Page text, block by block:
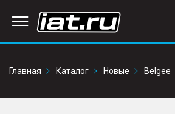
Главная
Каталог Новые Belgee